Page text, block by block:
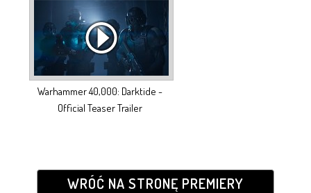
Warhammer 40,000: Darktide -
Official Teaser Trailer
WRÓĆ NA STRONĘ PREMIERY